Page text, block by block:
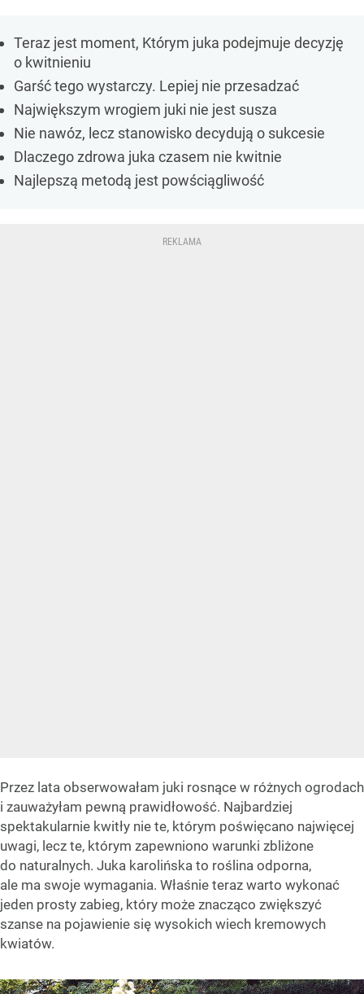
Teraz jest moment, Którym juka podejmuje decyzję
o kwitnieniu
Garść tego wystarczy. Lepiej nie przesadzać
Największym wrogiem juki nie jest susza
Nie nawóz, lecz stanowisko decydują o sukcesie
Dlaczego zdrowa juka czasem nie kwitnie
Najlepszą metodą jest powściągliwość
Przez lata obserwowałam juki rosnące w różnych ogrodach
i zauważyłam pewną prawidłowość. Najbardziej
spektakularnie kwitły nie te, którym poświęcano najwięcej
uwagi, lecz te, którym zapewniono warunki zbliżone
do naturalnych. Juka karolińska to roślina odporna,
ale ma swoje wymagania. Właśnie teraz warto wykonać
jeden prosty zabieg, który może znacząco zwiększyć
szanse na pojawienie się wysokich wiech kremowych
kwiatów.